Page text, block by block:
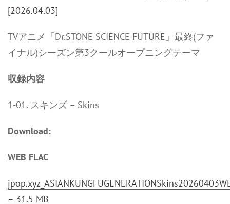
TVアニメ「Dr.STONE SCIENCE FUTURE」最終(ファ
イナル)シーズン第3クールオープニングテーマ
収録内容
1-01. スキンズ – Skins
Download:
WEB FLAC
– 31.5 MB